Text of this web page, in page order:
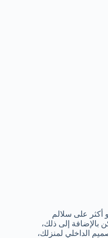
أكثر على سلالم
بالإضافة إلى ذلك،
الداخلي لمنزلك،